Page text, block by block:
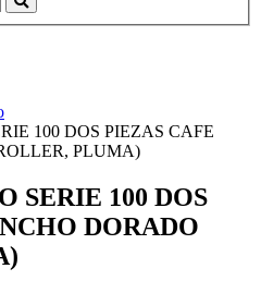
100 DOS PIEZAS CAFE
PLUMA)
SERIE 100 DOS
DORADO